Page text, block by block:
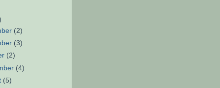
(2)
(3)
(2)
(4)
(5)